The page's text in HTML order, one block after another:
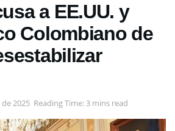
a EE.UU. y
Colombiano de
2025 Reading Time: 3 mins read